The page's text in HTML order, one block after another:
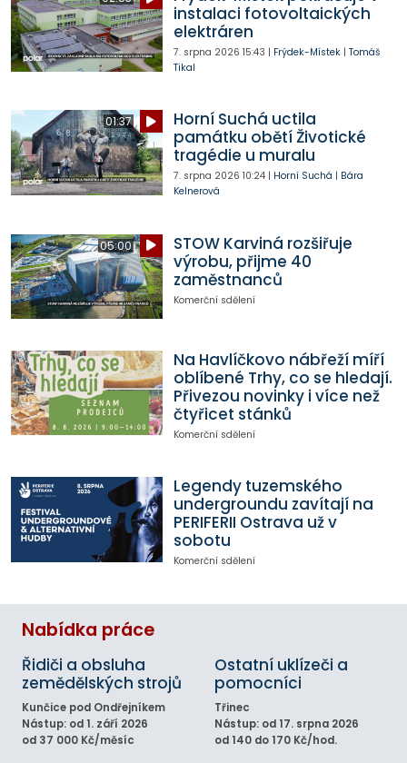
instalaci fotovoltaických
elektráren
7. srpna 2026 15:43 | Frýdek-Místek| Tomáš
Tikal
01:37
Horní Suchá uctila
památku obětí Životické
tragédie u muralu
7. srpna 2026 10:24| Horní Suchá | Bára
Kelnerová
05:00
STOW Karviná rozšiřuje
výrobu, přijme 40
zaměstnanců
Komerční sdělení
Na Havlíčkovo nábřeží míří
oblíbené Trhy, co se hledají.
Přivezou novinky i více než
čtyřicet stánků
Komerční sdělení
Legendy tuzemského
undergroundu zavítají na
PERIFERII Ostrava už v
sobotu
Komerční sdělení
Nabídka práce
Řidiči a obsluha
zemědělských strojů
Kunčice pod Ondřejníkem
Nástup: od 1. září 2026
od 37 000 Kč/měsíc
Ostatní uklízeči a
pomocníci
Třinec
Nástup: od 17. srpna 2026
od 140 do 170 Kč/hod.